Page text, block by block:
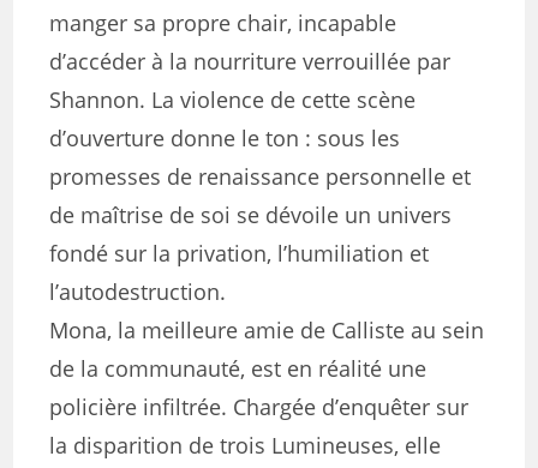
manger sa propre chair, incapable
d’accéder à la nourriture verrouillée par
Shannon. La violence de cette scène
d’ouverture donne le ton : sous les
promesses de renaissance personnelle et
de maîtrise de soi se dévoile un univers
fondé sur la privation, l’humiliation et
l’autodestruction.
Mona, la meilleure amie de Calliste au sein
de la communauté, est en réalité une
policière infiltrée. Chargée d’enquêter sur
la disparition de trois Lumineuses, elle